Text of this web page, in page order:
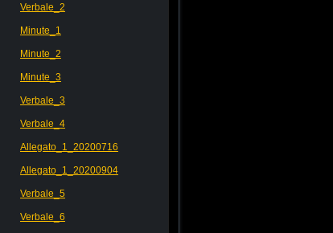
Verbale_2
Minute_1
Minute_2
Minute_3
Verbale_3
Verbale_4
Allegato_1_20200716
Allegato_1_20200904
Verbale_5
Verbale_6